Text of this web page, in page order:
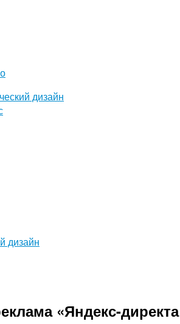
дизайн
дизайн
«Яндекс-